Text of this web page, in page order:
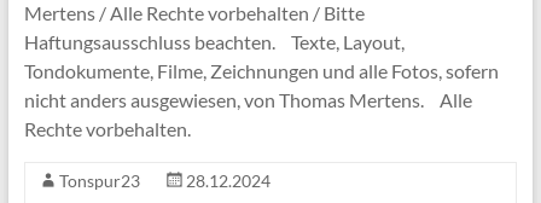
Mertens / Alle Rechte vorbehalten / Bitte
Haftungsausschluss beachten. Texte, Layout,
Tondokumente, Filme, Zeichnungen und alle Fotos, sofern
nicht anders ausgewiesen, von Thomas Mertens. Alle
Rechte vorbehalten.
Tonspur23 28.12.2024